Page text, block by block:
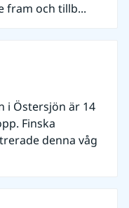
fram och tillb...
i Östersjön är 14
Finska
denna våg